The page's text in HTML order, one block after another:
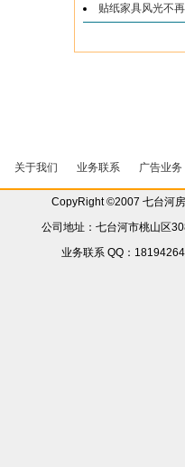
贴纸家具风光不
关于我们 业务联系 广告业务
CopyRight ©2007 七台河
公司地址：七台河市桃山区
业务联系 QQ：